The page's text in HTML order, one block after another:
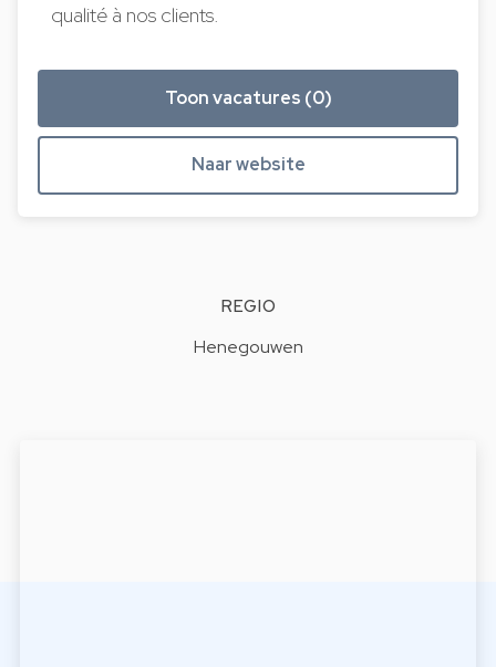
qualité à nos clients.
Toon vacatures (0)
Naar website
REGIO
Henegouwen